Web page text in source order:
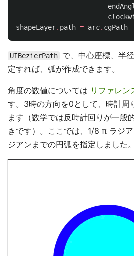
shapeLayer. path = arc. cgPath
UIBezierPath
で、中心座標、半
定すれば、弧が作成できます。
角度の数値については リファレン
す。3時の方向を0として、時計周
ます（数学では反時計回りが一般
きです）。ここでは、1/8 π ラジ
ジアンまでの円弧を指定しました。